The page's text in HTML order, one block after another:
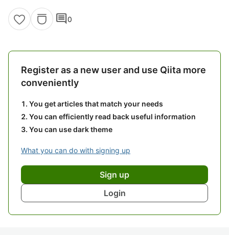
comment0
Register as a new user and use Qiita more
conveniently
You get articles that match your needs
You can efficiently read back useful information
You can use dark theme
What you can do with signing up
Sign up
Login